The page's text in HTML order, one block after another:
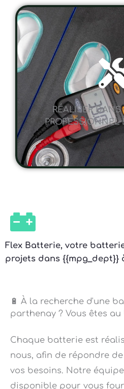
RÉALISER
Flex Batterie, votre
projets dans {{mpg_dept}}
parthenay ? Vous êtes
nous, afin de répondre
vos besoins. Notre
disponible pour vous
adaptée. 💡